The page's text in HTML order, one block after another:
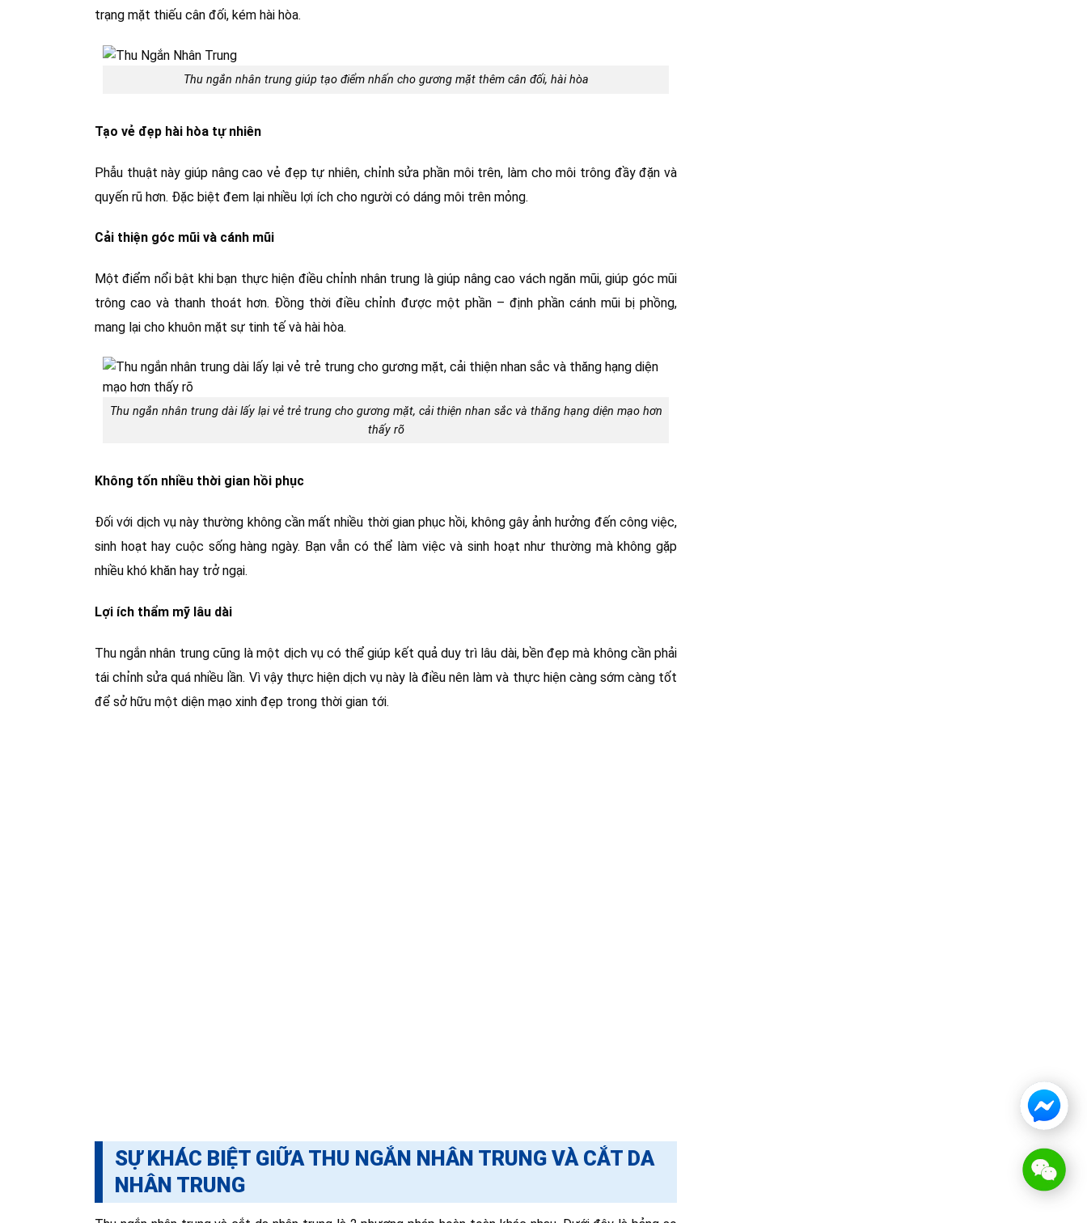
trạng mặt thiếu cân đối, kém hài hòa.
Thu ngắn nhân trung giúp tạo điểm nhấn cho gương mặt thêm cân đối, hài hòa
Tạo vẻ đẹp hài hòa tự nhiên
Phẫu thuật này giúp nâng cao vẻ đẹp tự nhiên, chỉnh sửa phần môi trên, làm cho môi trông đầy đặn và
quyến rũ hơn. Đặc biệt đem lại nhiều lợi ích cho người có dáng môi trên mỏng.
Cải thiện góc mũi và cánh mũi
Một điểm nổi bật khi bạn thực hiện điều chỉnh nhân trung là giúp nâng cao vách ngăn mũi, giúp góc mũi
trông cao và thanh thoát hơn. Đồng thời điều chỉnh được một phần – định phần cánh mũi bị phồng,
mang lại cho khuôn mặt sự tinh tế và hài hòa.
Thu ngắn nhân trung dài lấy lại vẻ trẻ trung cho gương mặt, cải thiện nhan sắc và thăng hạng diện mạo hơn
thấy rõ
Không tốn nhiều thời gian hồi phục
Đối với dịch vụ này thường không cần mất nhiều thời gian phục hồi, không gây ảnh hưởng đến công việc,
sinh hoạt hay cuộc sống hàng ngày. Bạn vẫn có thể làm việc và sinh hoạt như thường mà không gặp
nhiều khó khăn hay trở ngại.
Lợi ích thẩm mỹ lâu dài
Thu ngắn nhân trung cũng là một dịch vụ có thể giúp kết quả duy trì lâu dài, bền đẹp mà không cần phải
tái chỉnh sửa quá nhiều lần. Vì vậy thực hiện dịch vụ này là điều nên làm và thực hiện càng sớm càng tốt
để sở hữu một diện mạo xinh đẹp trong thời gian tới.
SỰ KHÁC BIỆT GIỮA THU NGẮN NHÂN TRUNG VÀ CẮT DA
NHÂN TRUNG